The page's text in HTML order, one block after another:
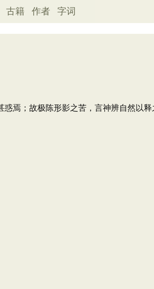
古籍 作者 字词
焉；故极陈形影之苦，言神辨自然以释